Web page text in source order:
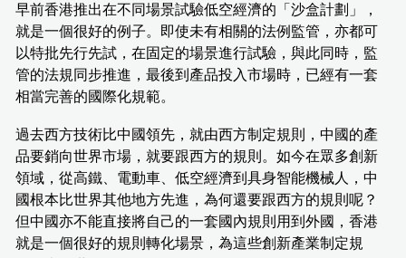
早前香港推出在不同場景試驗低空經濟的「沙盒計劃」，
就是一個很好的例子。即使未有相關的法例監管，亦都可
以特批先行先試，在固定的場景進行試驗，與此同時，監
管的法規同步推進，最後到產品投入市場時，已經有一套
相當完善的國際化規範。
過去西方技術比中國領先，就由西方制定規則，中國的產
品要銷向世界市場，就要跟西方的規則。如今在眾多創新
領域，從高鐵、電動車、低空經濟到具身智能機械人，中
國根本比世界其他地方先進，為何還要跟西方的規則呢？
但中國亦不能直接將自己的一套國內規則用到外國，香港
就是一個很好的規則轉化場景，為這些創新產業制定規